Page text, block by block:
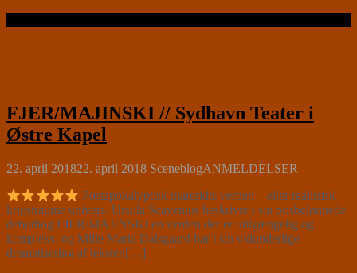
FJER/MAJINSKI // Sydhavn Teater i
Østre Kapel
22. april 201822. april 2018 SceneblogANMELDELSER
Postapokalyptisk mareridts verden – eller realistisk
krigstraume univers. Ursula Scavenius beskriver i sin prisbelønnede
debutbog FJER/MAJINSKI en verden der er utilgængelig og
kompleks, og Mille Maria Dalsgaard har i sin vidunderlige
dramatisering af teksten[…]